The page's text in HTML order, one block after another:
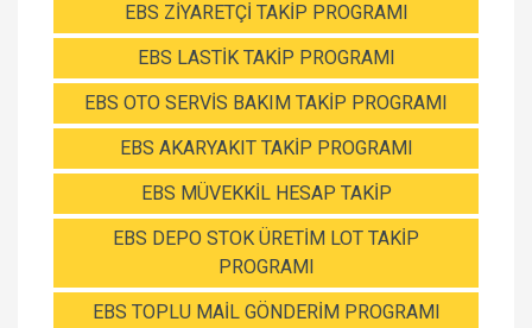
EBS ZİYARETÇİ TAKİP PROGRAMI
EBS LASTİK TAKİP PROGRAMI
EBS OTO SERVİS BAKIM TAKİP PROGRAMI
EBS AKARYAKIT TAKİP PROGRAMI
EBS MÜVEKKİL HESAP TAKİP
EBS DEPO STOK ÜRETİM LOT TAKİP
PROGRAMI
EBS TOPLU MAİL GÖNDERİM PROGRAMI